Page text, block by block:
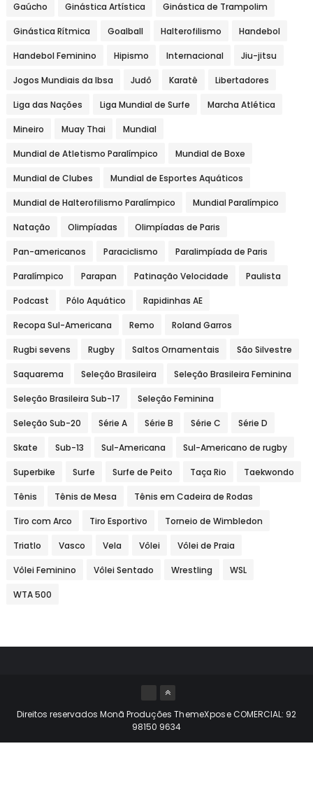
Gaúcho Ginástica Artística Ginástica de Trampolim
Ginástica Rítmica Goalball Halterofilismo Handebol
Handebol Feminino Hipismo Internacional Jiu-jitsu
Jogos Mundiais da Ibsa Judô Karatê Libertadores
Liga das Nações Liga Mundial de Surfe Marcha Atlética
Mineiro Muay Thai Mundial
Mundial de Atletismo Paralímpico Mundial de Boxe
Mundial de Clubes Mundial de Esportes Aquáticos
Mundial de Halterofilismo Paralímpico Mundial Paralímpico
Natação Olimpíadas Olimpíadas de Paris
Pan-americanos Paraciclismo Paralimpíada de Paris
Paralímpico Parapan Patinação Velocidade Paulista
Podcast Pólo Aquático Rapidinhas AE
Recopa Sul-Americana Remo Roland Garros
Rugbi sevens Rugby Saltos Ornamentais São Silvestre
Saquarema Seleção Brasileira Seleção Brasileira Feminina
Seleção Brasileira Sub-17 Seleção Feminina
Seleção Sub-20 Série A Série B Série C Série D
Skate Sub-13 Sul-Americana Sul-Americano de rugby
Superbike Surfe Surfe de Peito Taça Rio Taekwondo
Tênis Tênis de Mesa Tênis em Cadeira de Rodas
Tiro com Arco Tiro Esportivo Torneio de Wimbledon
Triatlo Vasco Vela Vôlei Vôlei de Praia
Vôlei Feminino Vôlei Sentado Wrestling WSL
WTA 500
Direitos reservados Monã Produções ThemeXposeCOMERCIAL: 92
98150 9634